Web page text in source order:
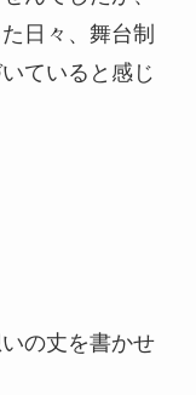
日々、舞台制
ていると感じ
の丈を書かせ